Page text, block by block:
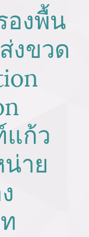
งพื้น
งขวด
ก้ว
าย